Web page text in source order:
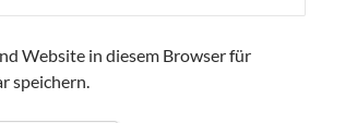
Website in diesem Browser für
speichern.